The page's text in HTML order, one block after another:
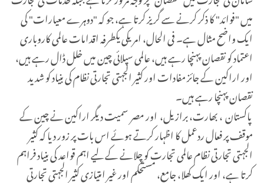
میں "فوائد" کا ذکر کرنے سے گریز کرتا ہے، جو کہ "دوہرے معیارات" کی
ایک واضح مثال ہے۔ فی الحال، امریکی یکطرفہ اقدامات عالمی کاروباری
اعتماد کو نقصان پہنچا رہے ہیں، عالمی سپلائی چین میں خلل ڈال رہے ہیں،
اور اراکین کے جائز مفادات اور کثیر الجہتی تجارتی نظام کی بنیاد کو شدید
نقصان پہنچا رہے ہیں۔
پاکستان ، بھارت، برازیل، اور مصر سمیت دیگر اراکین نے چین کے
موقف پر فعال ردعمل کا اظہار کرتے ہوئے اس بات پر زور دیا کہ کثیر
الجہتی تجارتی نظام عالمی تجارت کو چلانے کے لیے اہم قواعد کی بنیاد فراہم
کرتا ہے، اور ایک کھلا، جامع، مستحکم اور غیر امتیازی کثیر الجہتی تجارتی